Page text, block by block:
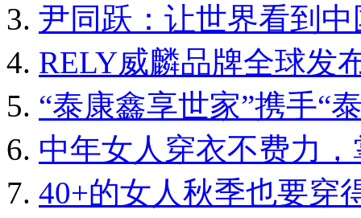
尹同跃：让世界看到
RELY威麟品牌全球发
“泰康鑫享世家”携手“
中年女人穿衣不费力
40+的女人秋季也要穿